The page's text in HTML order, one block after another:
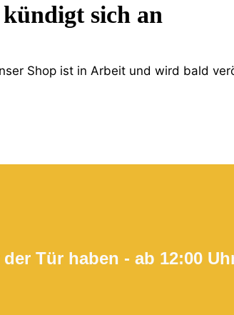
sich an
Shop ist in Arbeit und wird bald
Tür haben - ab 12:00